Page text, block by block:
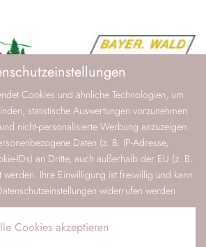
Cookies und ähnliche Technologien, um
statistische Auswertungen vorzunehmen
nicht-personalisierte Werbung anzuzeigen.
Daten (z. B. IP-Adresse,
IDs) an Dritte, auch außerhalb der EU (z. B.
werden. Ihre Einwilligung ist freiwillig und kann
widerrufen werden.
Cookies akzeptieren